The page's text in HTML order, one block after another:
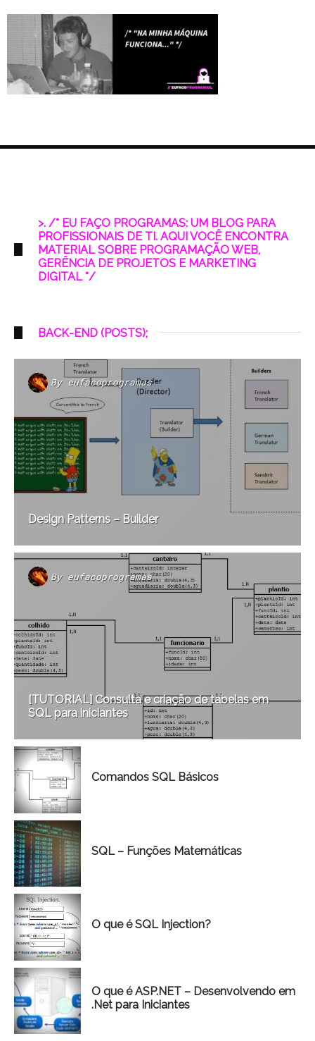
>. /* EU FAÇO PROGRAMAS: UM BLOG PARA
PROFISSIONAIS DE TI. AQUI VOCÊ ENCONTRA
MATERIAL SOBRE PROGRAMAÇÃO WEB,
GERÊNCIA DE PROJETOS E MARKETING
DIGITAL */
BACK-END (POSTS);
By eufacoprogramas
Design Patterns – Builder
By eufacoprogramas
[TUTORIAL] Consulta e criação de tabelas em
SQL para iniciantes
Comandos SQL Básicos
SQL – Funções Matemáticas
O que é SQL Injection?
O que é ASP.NET – Desenvolvendo em
.Net para Iniciantes